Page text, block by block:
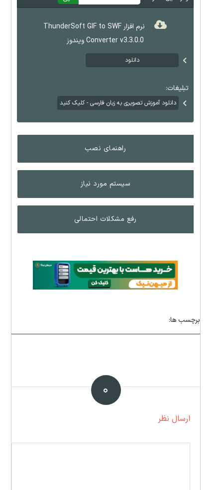
نرم افزار ThunderSoft GIF to SWF
Converter v3.3.0.0 ویندوز
دانلود
تبلیغات:
دانلود آموزش تصویری به زبان فارسی - کلیک کنید
راهنمای نصب
سیستم مورد نیاز
رفع مشکلات احتمالی
برچسب ها:
۰
ارسال نظر